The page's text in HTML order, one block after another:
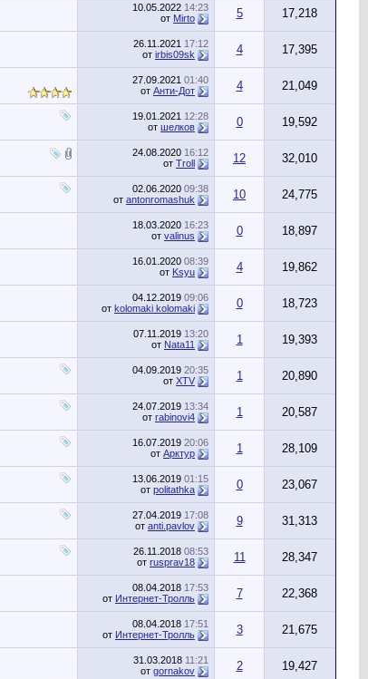
10.05.2022 14:23
от Mirto 5 17,218
26.11.2021 17:12
от irbis09sk 4 17,395
27.09.2021 01:40
от Анти-Дот 4 21,049
19.01.2021 12:28
от шелков 0 19,592
24.08.2020 16:12
от Troll 12 32,010
02.06.2020 09:38
от antonromashuk 10 24,775
18.03.2020 16:23
от valinus 0 18,897
16.01.2020 08:39
от Ksyu 4 19,862
04.12.2019 09:06
от kolomaki kolomaki 0 18,723
07.11.2019 13:20
от Nata11 1 19,393
04.09.2019 20:35
от XTV 1 20,890
24.07.2019 13:34
от rabinovi4 1 20,587
16.07.2019 20:06
от Арктур 1 28,109
13.06.2019 01:15
от politathka 0 23,067
27.04.2019 17:08
от anti.pavlov 9 31,313
26.11.2018 08:53
от rusprav18 11 28,347
08.04.2018 17:53
от Интернет-Тролль 7 22,368
08.04.2018 17:51
от Интернет-Тролль 3 21,675
31.03.2018 11:21
от gornakov 2 19,427